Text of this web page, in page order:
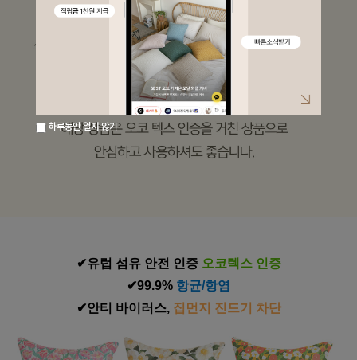
✔유럽 섬유 안전 인증 오코텍스 인증
✔99.9% 항균/항염
✔안티 바이러스, 집먼지 진드기 차단
하루동안 열지 않기